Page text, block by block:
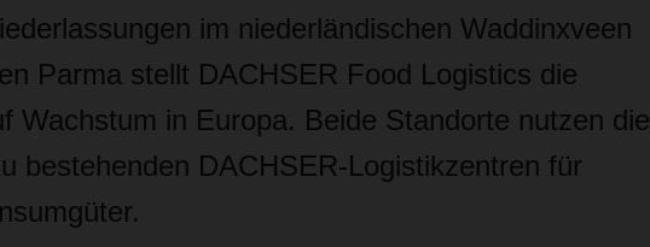
im niederländischen Waddinxveen
Parma stellt DACHSER Food Logistics die
Wachstum in Europa. Beide Standorte nutzen die
bestehenden DACHSER-Logistikzentren für